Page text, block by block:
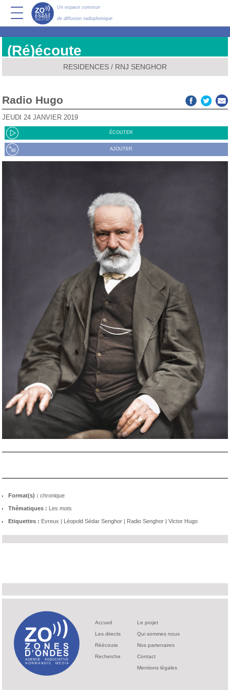
Un espace commun
de diffusion radiophonique
(Ré)écoute
RESIDENCES / RNJ SENGHOR
Radio Hugo
JEUDI 24 JANVIER 2019
ÉCOUTER
AJOUTER
Format(s) : chronique
Thématiques : Les mots
Etiquettes : Evreux Léopold Sédar Senghor Radio Senghor Victor Hugo
Accueil
Les directs
Réécoute
Recherche
Le projet
Qui sommes nous
Nos partenaires
Contact
Mentions légales